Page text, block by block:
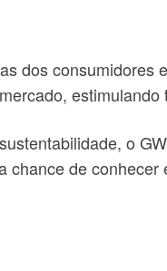
dos
o
chance de conhecer